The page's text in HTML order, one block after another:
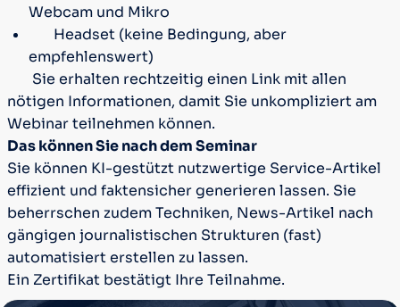
Webcam und Mikro
Headset (keine Bedingung, aber
empfehlenswert)
Sie erhalten rechtzeitig einen Link mit allen
nötigen Informationen, damit Sie unkompliziert am
Webinar teilnehmen können.
Das können Sie nach dem Seminar
Sie können KI-gestützt nutzwertige Service-Artikel
effizient und faktensicher generieren lassen. Sie
beherrschen zudem Techniken, News-Artikel nach
gängigen journalistischen Strukturen (fast)
automatisiert erstellen zu lassen.
Ein Zertifikat bestätigt Ihre Teilnahme.